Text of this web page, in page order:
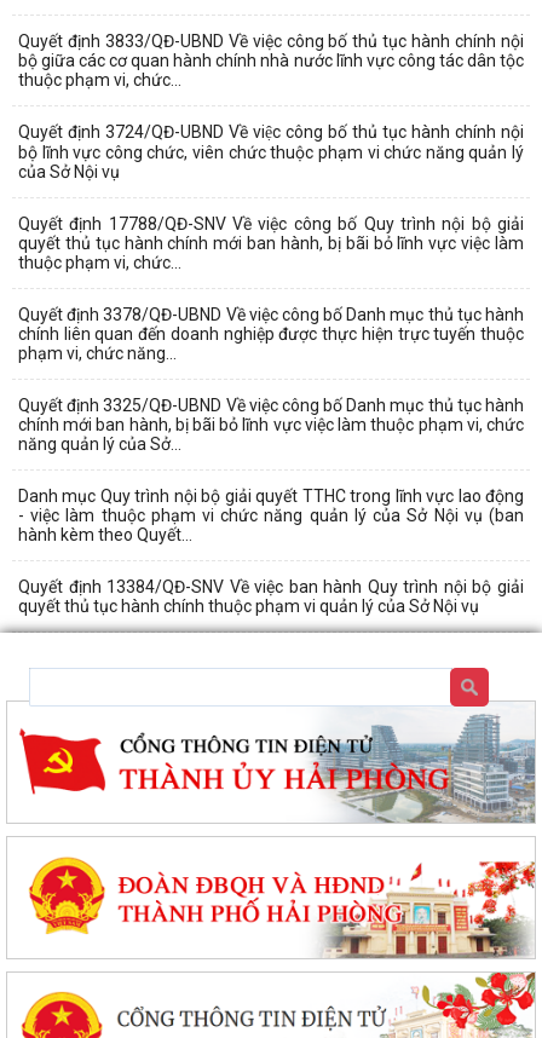
Quyết định 3833/QĐ-UBND Về việc công bố thủ tục hành chính nội
bộ giữa các cơ quan hành chính nhà nước lĩnh vực công tác dân tộc
thuộc phạm vi, chức...
Quyết định 3724/QĐ-UBND Về việc công bố thủ tục hành chính nội
bộ lĩnh vực công chức, viên chức thuộc phạm vi chức năng quản lý
của Sở Nội vụ
Quyết định 17788/QĐ-SNV Về việc công bố Quy trình nội bộ giải
quyết thủ tục hành chính mới ban hành, bị bãi bỏ lĩnh vực việc làm
thuộc phạm vi, chức...
Quyết định 3378/QĐ-UBND Về việc công bố Danh mục thủ tục hành
chính liên quan đến doanh nghiệp được thực hiện trực tuyến thuộc
phạm vi, chức năng...
Quyết định 3325/QĐ-UBND Về việc công bố Danh mục thủ tục hành
chính mới ban hành, bị bãi bỏ lĩnh vực việc làm thuộc phạm vi, chức
năng quản lý của Sở...
Danh mục Quy trình nội bộ giải quyết TTHC trong lĩnh vực lao động
- việc làm thuộc phạm vi chức năng quản lý của Sở Nội vụ (ban
hành kèm theo Quyết...
Quyết định 13384/QĐ-SNV Về việc ban hành Quy trình nội bộ giải
quyết thủ tục hành chính thuộc phạm vi quản lý của Sở Nội vụ